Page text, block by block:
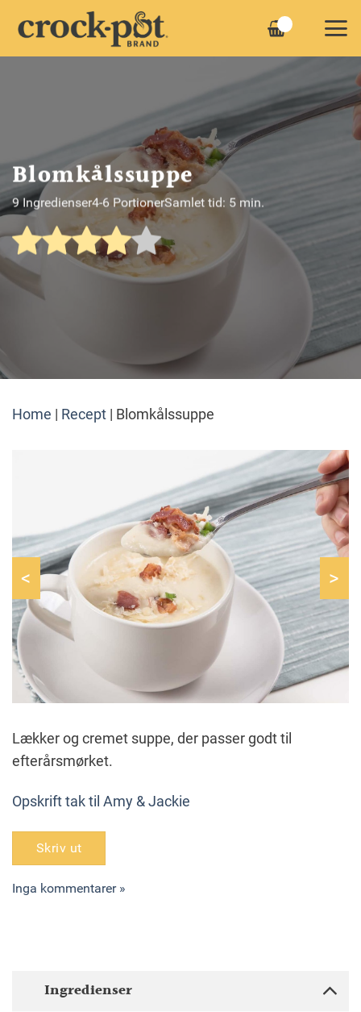
Blomkålssuppe
9 Ingredienser4-6 PortionerSamlet tid: 5 min.
Home Recept Blomkålssuppe
< >
Lækker og cremet suppe, der passer godt til
efterårsmørket.
Opskrift tak til Amy & Jackie
Skriv ut
Inga kommentarer »
Ingredienser